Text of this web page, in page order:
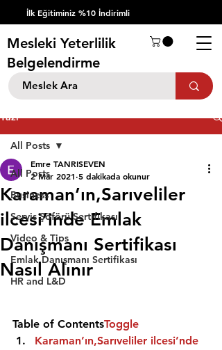
İlk Eğitiminiz %10 İndirimli
Mesleki Yeterlilik
Belgelendirme
Yazı
All Posts
Business
Servis Şöförü Sertifikası
Video & Tips
Emlak Danışmanı Sertifikası
HR and L&D
All Posts
Karaman’ın,Sarıveliler
ilcesi’inde Emlak
Danışmanı Sertifikası
Nasıl Alınır
Emre TANRISEVEN
2 Mar 2021 5 dakikada okunur
Table of ContentsToggle
Karaman’ın,Sarıveliler ilcesi’nde